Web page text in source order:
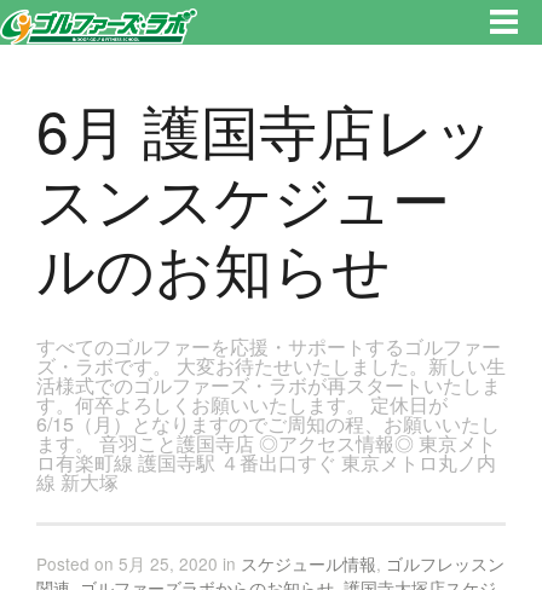
新宿区、若松河田で気軽にゴルフレッスン！
6月 護国寺店レッ
スンスケジュー
ルのお知らせ
すべてのゴルファーを応援・サポートするゴルファー
ズ・ラボです。 大変お待たせいたしました。新しい生
活様式でのゴルファーズ・ラボが再スタートいたしま
す。何卒よろしくお願いいたします。 定休日が
6/15（月）となりますのでご周知の程、お願いいたし
ます。 音羽こと護国寺店 ◎アクセス情報◎ 東京メト
ロ有楽町線 護国寺駅 ４番出口すぐ 東京メトロ丸ノ内
線 新大塚
Posted on 5月 25, 2020 in スケジュール情報, ゴルフレッスン